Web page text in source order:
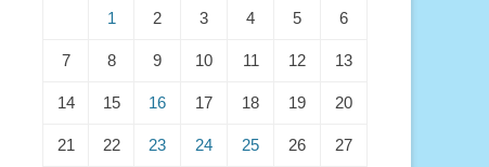
1 2 3 4 5 6
7 8 9 10 11 12 13
14 15 16 17 18 19 20
21 22 23 24 25 26 27